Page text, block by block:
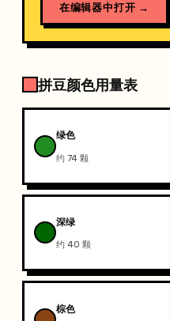
在编辑器中打开 →
拼豆颜色用量表
绿色
约 74 颗
深绿
约 40 颗
棕色